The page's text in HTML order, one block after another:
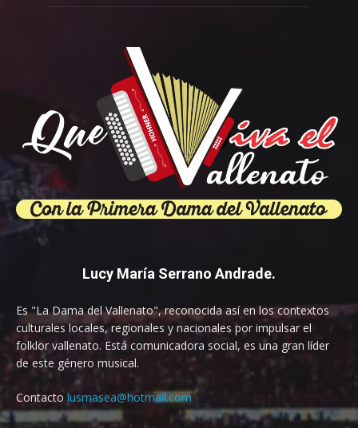
Lucy María Serrano Andrade.
Es "La Dama del Vallenato", reconocida así en los contextos
culturales locales, regionales y nacionales por impulsar el
folklor vallenato. Está comunicadora social, es una gran líder
de este género musical.
Contacto lusmasea@hotmail.com